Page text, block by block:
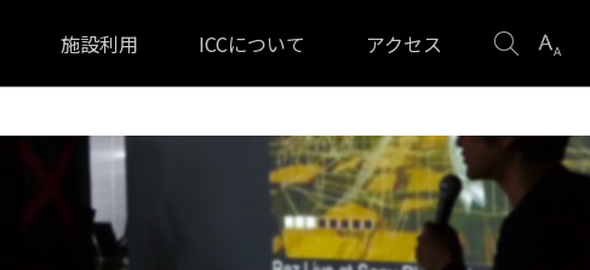
施設利用 ICCについて アクセス
検
表
設